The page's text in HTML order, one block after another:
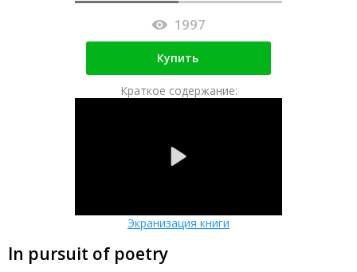
1997
Купить
Краткое содержание:
Экранизация книги
In pursuit of poetry